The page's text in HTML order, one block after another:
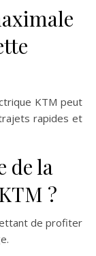
KTM peut
rapides et
de la
?
de profiter